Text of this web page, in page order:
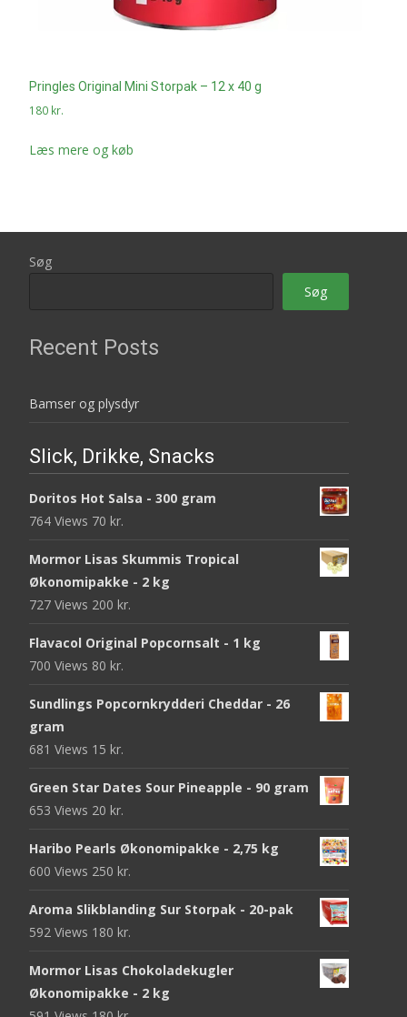
Pringles Original Mini Storpak – 12 x 40 g
180 kr.
Læs mere og køb
Søg
Søg
Recent Posts
Bamser og plysdyr
Slick, Drikke, Snacks
Doritos Hot Salsa - 300 gram
764 Views 70 kr.
Mormor Lisas Skummis Tropical
Økonomipakke - 2 kg
727 Views 200 kr.
Flavacol Original Popcornsalt - 1 kg
700 Views 80 kr.
Sundlings Popcornkrydderi Cheddar - 26
gram
681 Views 15 kr.
Green Star Dates Sour Pineapple - 90 gram
653 Views 20 kr.
Haribo Pearls Økonomipakke - 2,75 kg
600 Views 250 kr.
Aroma Slikblanding Sur Storpak - 20-pak
592 Views 180 kr.
Mormor Lisas Chokoladekugler
Økonomipakke - 2 kg